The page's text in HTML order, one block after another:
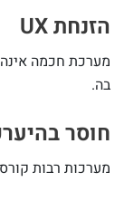
הזנחת UX
מערכת חכמה
בה.
חוסר
מערכות רבות